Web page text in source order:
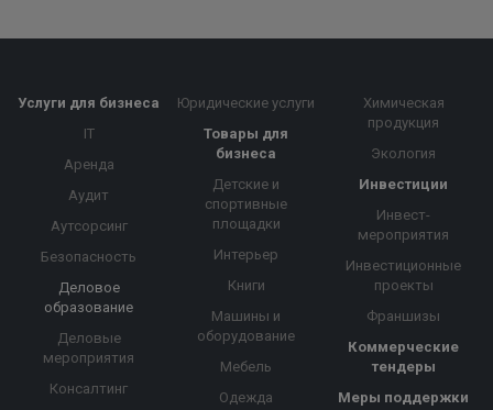
Услуги для бизнеса
IT
Аренда
Аудит
Аутсорсинг
Безопасность
Деловое
образование
Деловые
мероприятия
Консалтинг
Юридические услуги
Товары для
бизнеса
Детские и
спортивные
площадки
Интерьер
Книги
Машины и
оборудование
Мебель
Одежда
Химическая
продукция
Экология
Инвестиции
Инвест-
мероприятия
Инвестиционные
проекты
Франшизы
Коммерческие
тендеры
Меры поддержки